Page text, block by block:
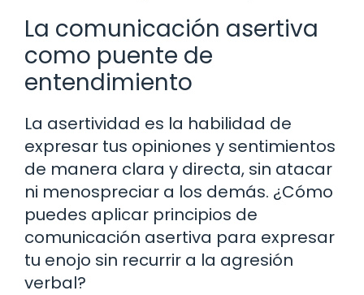
La comunicación asertiva
como puente de
entendimiento
La asertividad es la habilidad de
expresar tus opiniones y sentimientos
de manera clara y directa, sin atacar
ni menospreciar a los demás. ¿Cómo
puedes aplicar principios de
comunicación asertiva para expresar
tu enojo sin recurrir a la agresión
verbal?